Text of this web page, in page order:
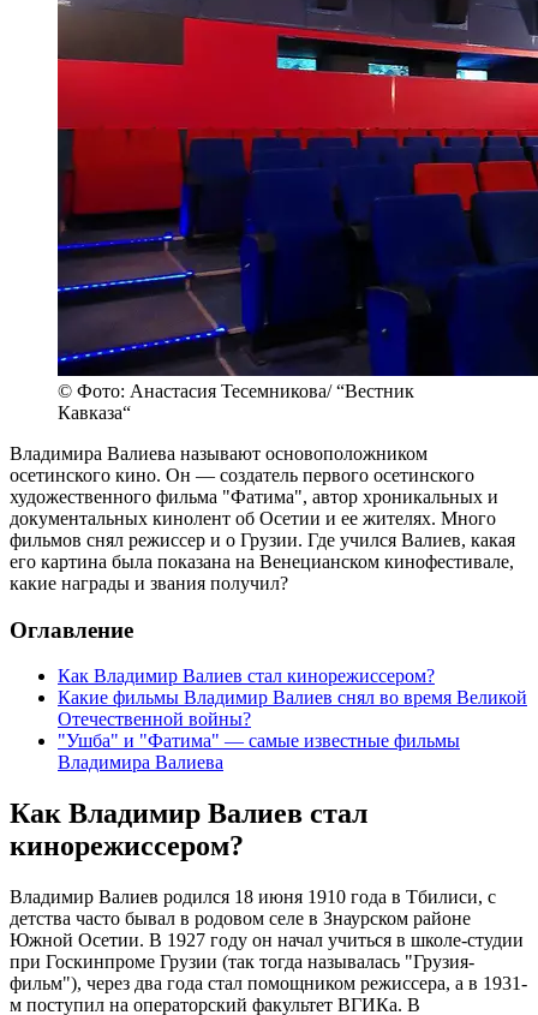
© Фото: Анастасия Тесемникова/ “Вестник
Кавказа“
Владимира Валиева называют основоположником
осетинского кино. Он — создатель первого осетинского
художественного фильма "Фатима", автор хроникальных и
документальных кинолент об Осетии и ее жителях. Много
фильмов снял режиссер и о Грузии. Где учился Валиев, какая
его картина была показана на Венецианском кинофестивале,
какие награды и звания получил?
Оглавление
Как Владимир Валиев стал кинорежиссером?
Какие фильмы Владимир Валиев снял во время Великой
Отечественной войны?
"Ушба" и "Фатима" — самые известные фильмы
Владимира Валиева
Как Владимир Валиев стал
кинорежиссером?
Владимир Валиев родился 18 июня 1910 года в Тбилиси, с
детства часто бывал в родовом селе в Знаурском районе
Южной Осетии. В 1927 году он начал учиться в школе-студии
при Госкинпроме Грузии (так тогда называлась "Грузия-
фильм"), через два года стал помощником режиссера, а в 1931-
м поступил на операторский факультет ВГИКа. В